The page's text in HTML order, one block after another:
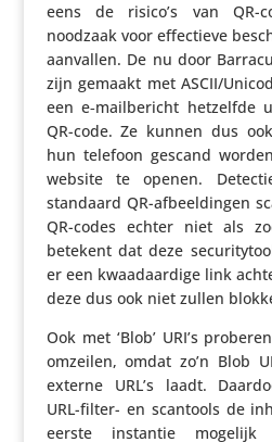
eens de risico’s van
noodzaak voor effec­tieve
aanvallen. De nu door
zijn gemaakt met ASCI­I/
een e‑mailbericht hetzelfde
QR-code. Ze kunnen dus
hun telefoon gescand
website te openen.
standaard QR-afbeel­dingen
QR-codes echter niet als
betekent dat deze
er een kwaad­aar­dige link
deze dus ook niet zullen
Ook met ‘Blob’ URI’s
omzeilen, omdat zo’n Blob
externe URL’s laadt.
URL-filter- en scantools de
eerste instantie